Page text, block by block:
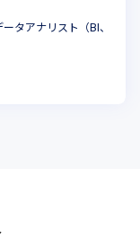
アナリスト（BI、